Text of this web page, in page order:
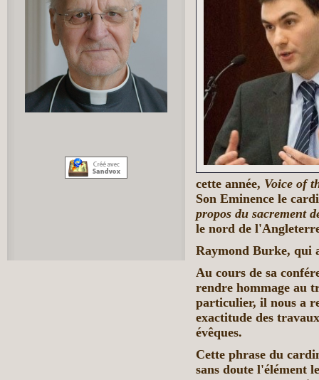
cette année, Voice of
Son Eminence le
propos du sacrement
le nord de
Raymond Burke, qui
Au cours de sa
rendre hommage au
particulier, il nous a
exactitude des
évêques.
Cette phrase du
sans doute l'élément